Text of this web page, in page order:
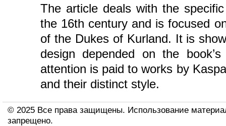
The article deals with the
the 16th century and is focused
of the Dukes of Kurland. It is
design depended on the
attention is paid to works by
and their distinct style.
© 2025 Все права защищены. Использование
запрещено.